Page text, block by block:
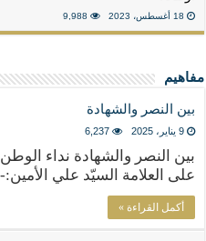
18 أغسطس، 2023 9,988
مفاهيم
بين النصر والشهادة
9 يناير، 2025 6,237
بين النصر والشهادة نداء
على العلامة السيّد علي
أكمل القراءة »